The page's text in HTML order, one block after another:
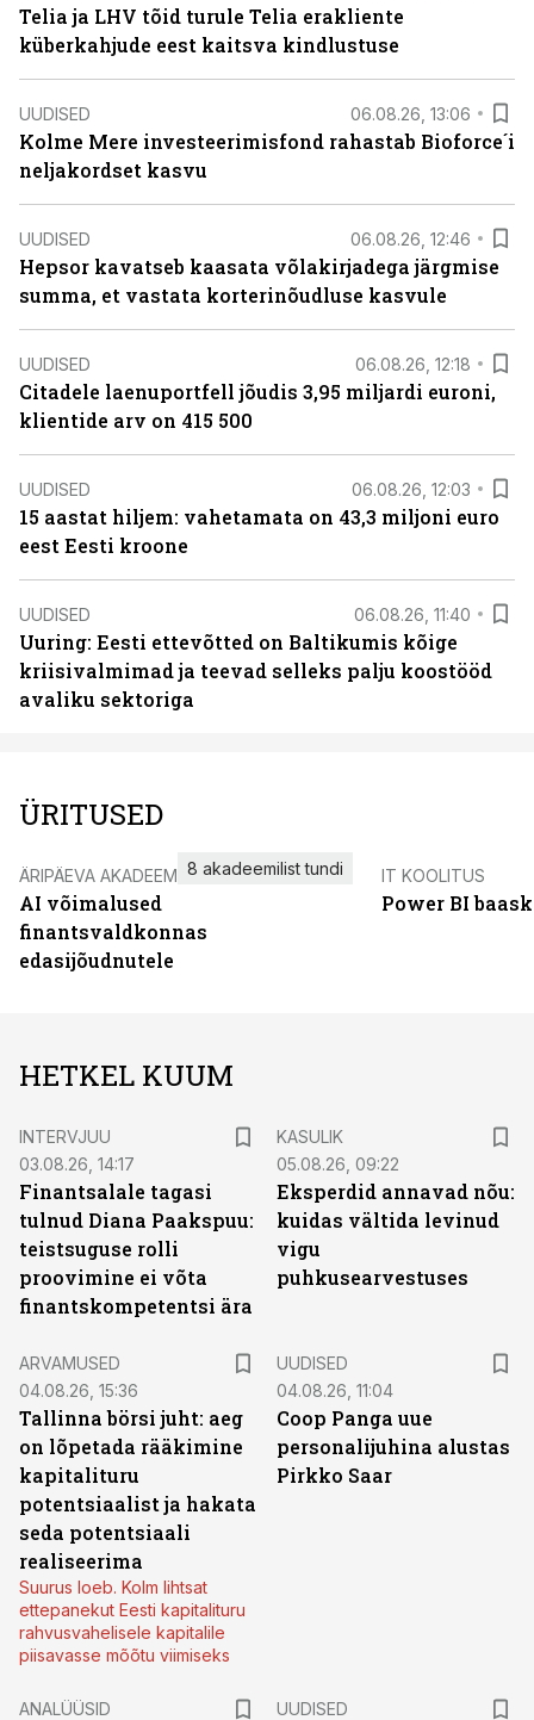
Telia ja LHV tõid turule Telia erakliente
küberkahjude eest kaitsva kindlustuse
UUDISED 06.08.26, 13:06
Kolme Mere investeerimisfond rahastab Bioforce´i
neljakordset kasvu
UUDISED 06.08.26, 12:46
Hepsor kavatseb kaasata võlakirjadega järgmise
summa, et vastata korterinõudluse kasvule
UUDISED 06.08.26, 12:18
Citadele laenuportfell jõudis 3,95 miljardi euroni,
klientide arv on 415 500
UUDISED 06.08.26, 12:03
15 aastat hiljem: vahetamata on 43,3 miljoni euro
eest Eesti kroone
UUDISED 06.08.26, 11:40
Uuring: Eesti ettevõtted on Baltikumis kõige
kriisivalmimad ja teevad selleks palju koostööd
avaliku sektoriga
ÜRITUSED
ÄRIPÄEVA AKADEEMIA
AI võimalused
finantsvaldkonnas
edasijõudnutele
8 akadeemilist tundi IT KOOLITUS
Power BI
HETKEL KUUM
INTERVJUU
03.08.26, 14:17
Finantsalale tagasi
tulnud Diana Paakspuu:
teistsuguse rolli
proovimine ei võta
finantskompetentsi ära
KASULIK
05.08.26, 09:22
Eksperdid annavad nõu:
kuidas vältida levinud
vigu
puhkusearvestuses
ARVAMUSED
04.08.26, 15:36
Tallinna börsi juht: aeg
on lõpetada rääkimine
kapitalituru
potentsiaalist ja hakata
seda potentsiaali
realiseerima
Suurus loeb. Kolm lihtsat
ettepanekut Eesti kapitalituru
rahvusvahelisele kapitalile
piisavasse mõõtu viimiseks
UUDISED
04.08.26, 11:04
Coop Panga uue
personalijuhina alustas
Pirkko Saar
ANALÜÜSID UUDISED